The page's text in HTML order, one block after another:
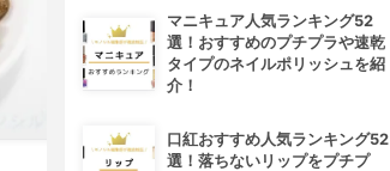
マニキュア人気ランキング52
選！おすすめのプチプラや速乾
タイプのネイルポリッシュを紹
介！
口紅おすすめ人気ランキング52
選！落ちないリップをプチプ